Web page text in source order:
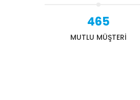
465
MUTLU MÜŞTERİ